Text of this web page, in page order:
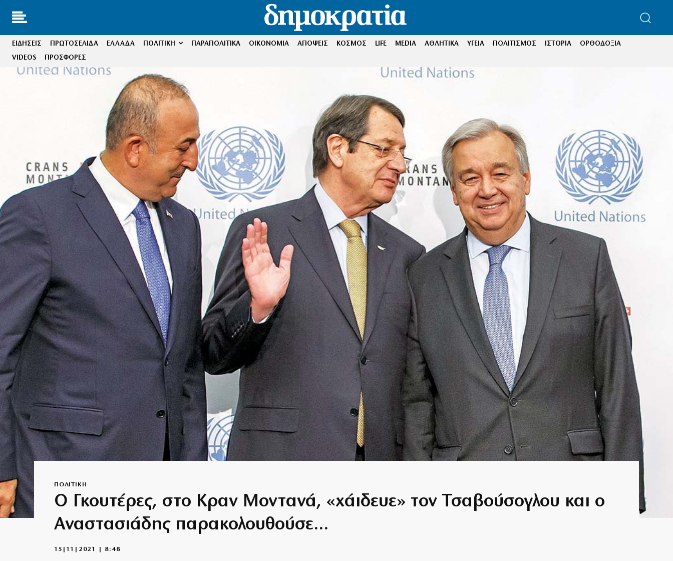
ΕΙΔΗΣΕΙΣ ΠΡΩΤΟΣΕΛΙΔΑ ΕΛΛΑΔΑ ΠΟΛΙΤΙΚΗ ΠΑΡΑΠΟΛΙΤΙΚΑ ΟΙΚΟΝΟΜΙΑ ΑΠΟΨΕΙΣ ΚΟΣΜΟΣ LIFE MEDIA ΑΘΛΗΤΙΚΑ ΥΓΕΙΑ ΠΟΛΙΤΙΣΜΟΣ ΙΣΤΟΡΙΑ
ΟΡΘΟΔΟΞΙΑ
VIDEOS
ΠΡΟΣΦΟΡΕΣ
ΠΟΛΙΤΙΚΗ
Ο Γκουτέρες, στο Κραν Μοντανά, «χάιδευε» τον Τσαβούσογλου και ο
Αναστασιάδης παρακολουθούσε…
15|11|2021 | 8:48